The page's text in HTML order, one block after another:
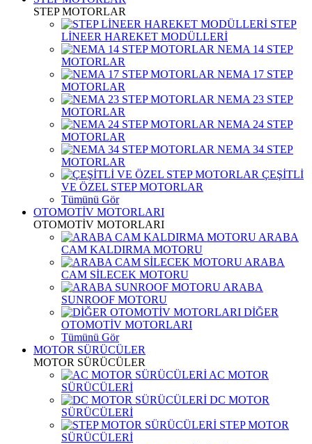
STEP MOTORLAR
STEP
LİNEER HAREKET MODÜLLERİ
NEMA 14 STEP
MOTORLAR
NEMA 17 STEP
MOTORLAR
NEMA 23 STEP
MOTORLAR
NEMA 24 STEP
MOTORLAR
NEMA 34 STEP
MOTORLAR
ÇEŞİTLİ
VE ÖZEL STEP MOTORLAR
Tümünü Gör
OTOMOTİV MOTORLARI
OTOMOTİV MOTORLARI
ARABA
CAM KALDIRMA MOTORU
ARABA
CAM SİLECEK MOTORU
ARABA
SUNROOF MOTORU
DİĞER
OTOMOTİV MOTORLARI
Tümünü Gör
MOTOR SÜRÜCÜLER
MOTOR SÜRÜCÜLER
AC MOTOR
SÜRÜCÜLERİ
DC MOTOR
SÜRÜCÜLERİ
STEP MOTOR
SÜRÜCÜLERİ